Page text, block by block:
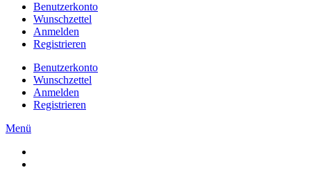
Benutzerkonto
Wunschzettel
Anmelden
Registrieren
Benutzerkonto
Wunschzettel
Anmelden
Registrieren
Menü